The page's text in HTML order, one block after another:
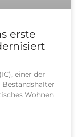
erste
einer der
Woh­nen